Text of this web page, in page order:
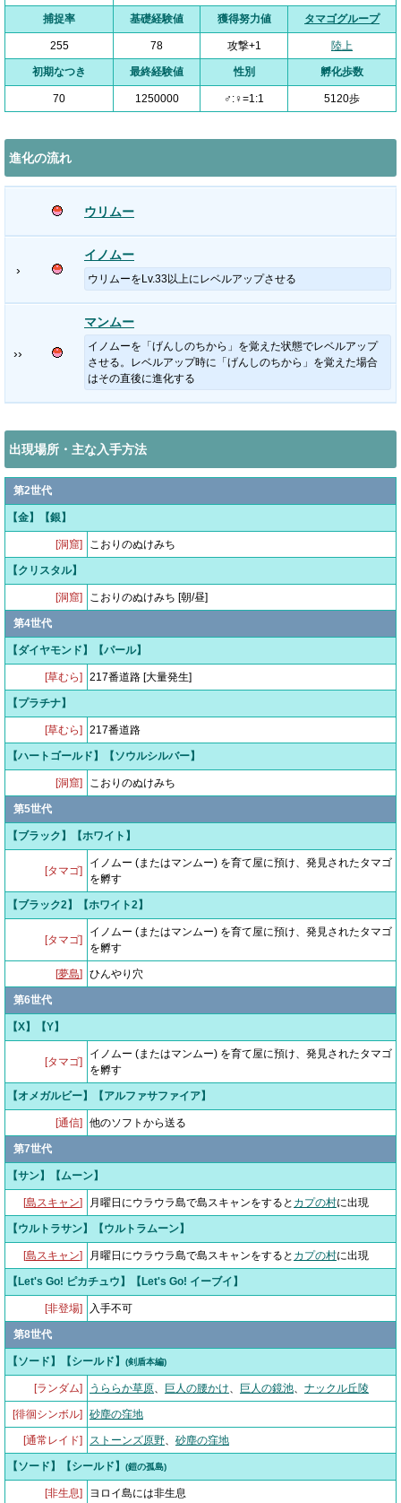
捕捉率 基礎経験値 獲得努力値 タマゴグループ
255 78 攻撃+1 陸上
初期なつき 最終経験値 性別 孵化歩数
70 1250000 ♂:♀=1:1 5120歩
進化の流れ
ウリムー
›
イノムー
ウリムーをLv.33以上にレベルアップさせる
››
マンムー
イノムーを「げんしのちから」を覚えた状態でレベルアップ
させる。レベルアップ時に「げんしのちから」を覚えた場合
はその直後に進化する
出現場所・主な入手方法
第2世代
【金】【銀】
[洞窟] こおりのぬけみち
【クリスタル】
[洞窟] こおりのぬけみち [朝/昼]
第4世代
【ダイヤモンド】【パール】
[草むら] 217番道路 [大量発生]
【プラチナ】
[草むら] 217番道路
【ハートゴールド】【ソウルシルバー】
[洞窟] こおりのぬけみち
第5世代
【ブラック】【ホワイト】
[タマゴ]
イノムー (またはマンムー) を育て屋に預け、発見されたタマゴ
を孵す
【ブラック2】【ホワイト2】
[タマゴ]
イノムー (またはマンムー) を育て屋に預け、発見されたタマゴ
を孵す
[夢島] ひんやり穴
第6世代
【X】【Y】
[タマゴ]
イノムー (またはマンムー) を育て屋に預け、発見されたタマゴ
を孵す
【オメガルビー】【アルファサファイア】
[通信] 他のソフトから送る
第7世代
【サン】【ムーン】
[島スキャン] 月曜日にウラウラ島で島スキャンをすると カプの村に出現
【ウルトラサン】【ウルトラムーン】
[島スキャン] 月曜日にウラウラ島で島スキャンをすると カプの村に出現
【Let's Go! ピカチュウ】【Let's Go! イーブイ】
[非登場] 入手不可
第8世代
【ソード】【シールド】 (剣盾本編)
[ランダム] うららか草原、 巨人の腰かけ、 巨人の鏡池、 ナックル丘陵
[徘徊シンボル] 砂塵の窪地
[通常レイド] ストーンズ原野、 砂塵の窪地
【ソード】【シールド】 (鎧の孤島)
[非生息] ヨロイ島には非生息